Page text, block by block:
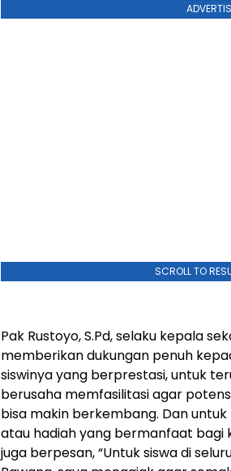
SCROLL TO
Pak Rustoyo, S.Pd, selaku kepala
memberikan dukungan penuh
siswinya yang berprestasi, untuk
berusaha memfasilitasi agar
bisa makin berkembang. Dan
atau hadiah yang bermanfaat bagi
juga berpesan, “Untuk siswa di